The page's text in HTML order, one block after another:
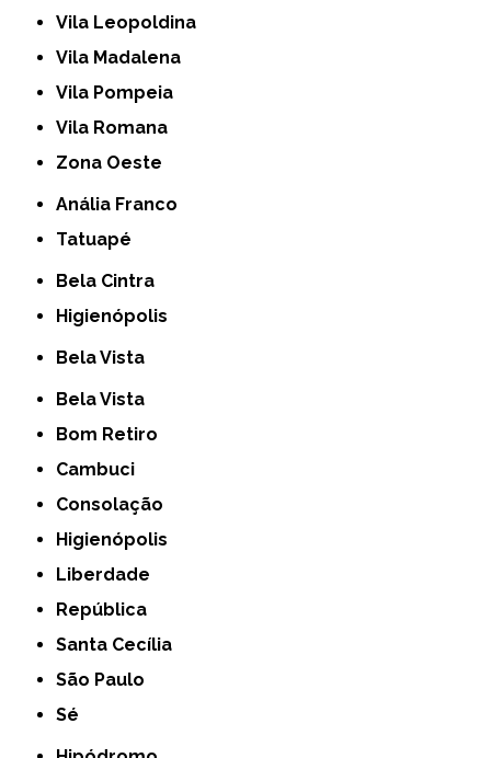
Vila Leopoldina
Vila Madalena
Vila Pompeia
Vila Romana
Zona Oeste
Anália Franco
Tatuapé
Bela Cintra
Higienópolis
Bela Vista
Bela Vista
Bom Retiro
Cambuci
Consolação
Higienópolis
Liberdade
República
Santa Cecília
São Paulo
Sé